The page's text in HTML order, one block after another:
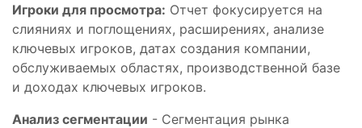
Игроки для просмотра: Отчет фокусируется на
слияниях и поглощениях, расширениях, анализе
ключевых игроков, датах создания компании,
обслуживаемых областях, производственной базе
и доходах ключевых игроков.
Анализ сегментации - Сегментация рынка